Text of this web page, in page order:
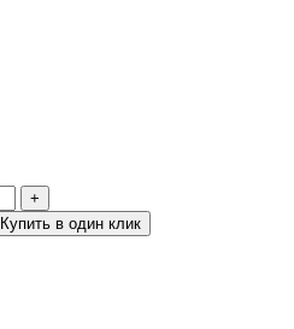
Купить в один клик